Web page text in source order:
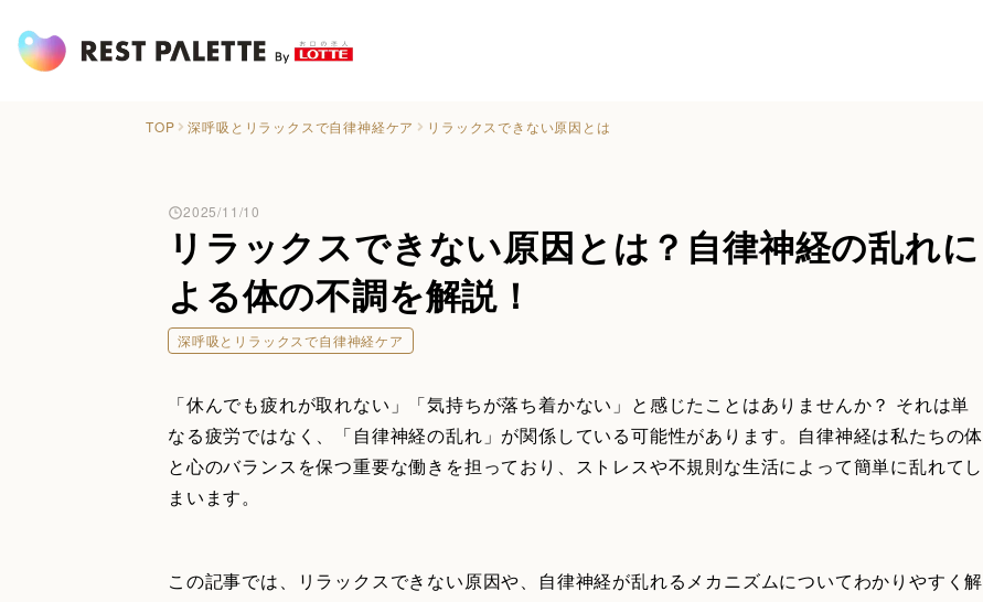
TOP 深呼吸とリラックスで自律神経ケア リラックスできない原因とは
リラックスできない原因とは？自律神経の乱れに
よる体の不調を解説！
2025/11/10
深呼吸とリラックスで自律神経ケア
「休んでも疲れが取れない」「気持ちが落ち着かない」と感じたことはありませんか？ それは単
なる疲労ではなく、「自律神経の乱れ」が関係している可能性があります。自律神経は私たちの体
と心のバランスを保つ重要な働きを担っており、ストレスや不規則な生活によって簡単に乱れてし
まいます。
この記事では、リラックスできない原因や、自律神経が乱れるメカニズムについてわかりやすく解